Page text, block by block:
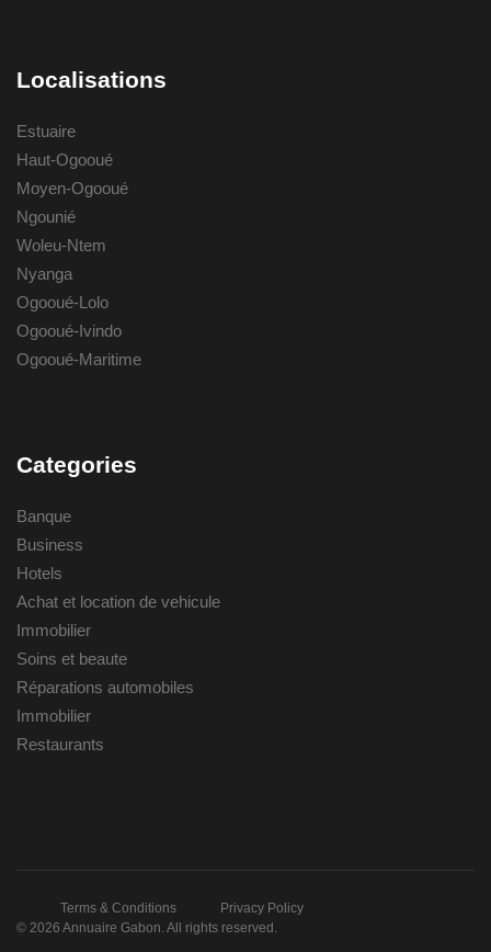
Localisations
Estuaire
Haut-Ogooué
Moyen-Ogooué
Ngounié
Woleu-Ntem
Nyanga
Ogooué-Lolo
Ogooué-Ivindo
Ogooué-Maritime
Categories
Banque
Business
Hotels
Achat et location de vehicule
Immobilier
Soins et beaute
Réparations automobiles
Immobilier
Restaurants
Terms & Conditions
Privacy Policy
© 2026 Annuaire Gabon. All rights reserved.